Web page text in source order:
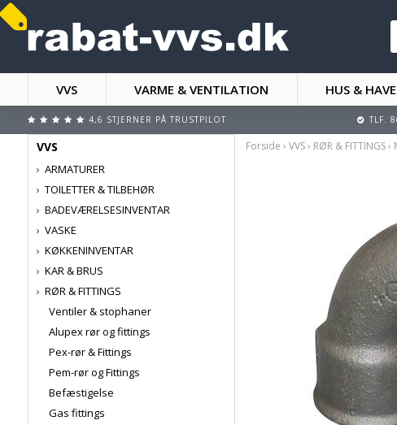
VVS VARME & VENTILATION HUS & HAVE
4,6 STJERNER PÅ TRUSTPILOT TLF.
VVS
ARMATURER
TOILETTER & TILBEHØR
BADEVÆRELSESINVENTAR
VASKE
KØKKENINVENTAR
KAR & BRUS
RØR & FITTINGS
Ventiler & stophaner
Alupex rør og fittings
Pex-rør & Fittings
Pem-rør og Fittings
Befæstigelse
Gas fittings
Forside › VVS› RØR & FITTINGS›